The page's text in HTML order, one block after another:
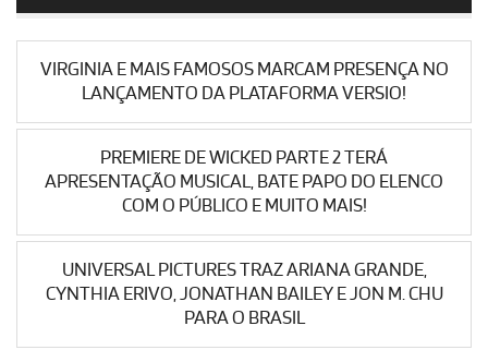
VIRGINIA E MAIS FAMOSOS MARCAM PRESENÇA NO
LANÇAMENTO DA PLATAFORMA VERSIO!
PREMIERE DE WICKED PARTE 2 TERÁ
APRESENTAÇÃO MUSICAL, BATE PAPO DO ELENCO
COM O PÚBLICO E MUITO MAIS!
UNIVERSAL PICTURES TRAZ ARIANA GRANDE,
CYNTHIA ERIVO, JONATHAN BAILEY E JON M. CHU
PARA O BRASIL